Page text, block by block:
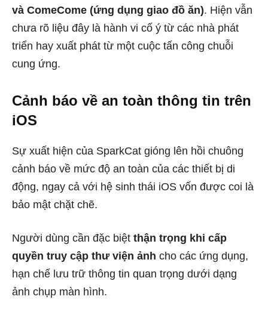
và ComeCome (ứng dụng giao đồ ăn). Hiện vẫn
chưa rõ liệu đây là hành vi cố ý từ các nhà phát
triển hay xuất phát từ một cuộc tấn công chuỗi
cung ứng.
Cảnh báo về an toàn thông tin trên
iOS
Sự xuất hiện của SparkCat gióng lên hồi chuông
cảnh báo về mức độ an toàn của các thiết bị di
động, ngay cả với hệ sinh thái iOS vốn được coi là
bảo mật chặt chẽ.
Người dùng cần đặc biệt thận trọng khi cấp
quyền truy cập thư viện ảnh cho các ứng dụng,
hạn chế lưu trữ thông tin quan trọng dưới dạng
ảnh chụp màn hình.